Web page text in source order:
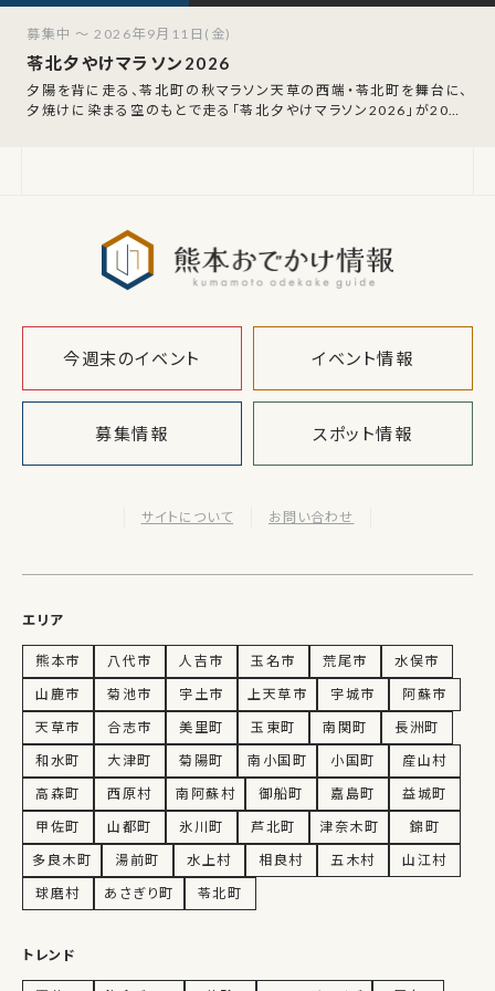
苓北夕やけマラソン2026
夕陽を背に走る、苓北町の秋マラソン天草の西端・苓北町を舞台に、
夕焼けに染まる空のもとで走る「苓北夕やけマラソン2026」が2026
募集中 ～ 2026年9月11日(金)
今週末のイベント イベント情報
募集情報 スポット情報
サイトについて お問い合わせ
エリア
熊本市 八代市 人吉市 玉名市 荒尾市
水俣市
山鹿市
菊池市 宇土市 上天草市 宇城市
阿蘇市
天草市
合志市 美里町 玉東町 南関町
長洲町
和水町
大津町 菊陽町 南小国町 小国町
産山村
高森町
西原村 南阿蘇村 御船町 嘉島町
益城町
甲佐町
山都町 氷川町 芦北町 津奈木町
錦町
多良木町
湯前町 水上村 相良村 五木村
山江村
球磨村
あさぎり町 苓北町
トレンド